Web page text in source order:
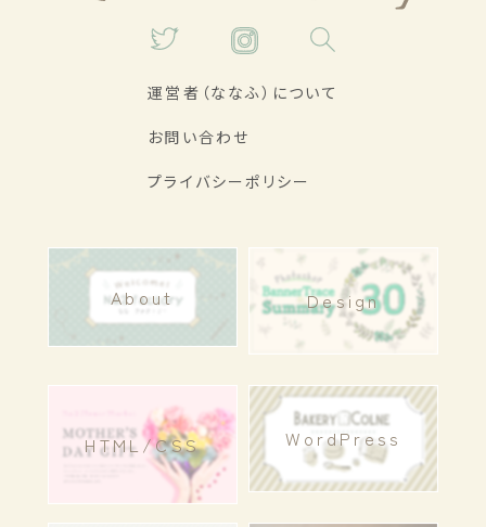
運営者（ななふ）について
お問い合わせ
プライバシーポリシー
About Design
HTML/CSS WordPress